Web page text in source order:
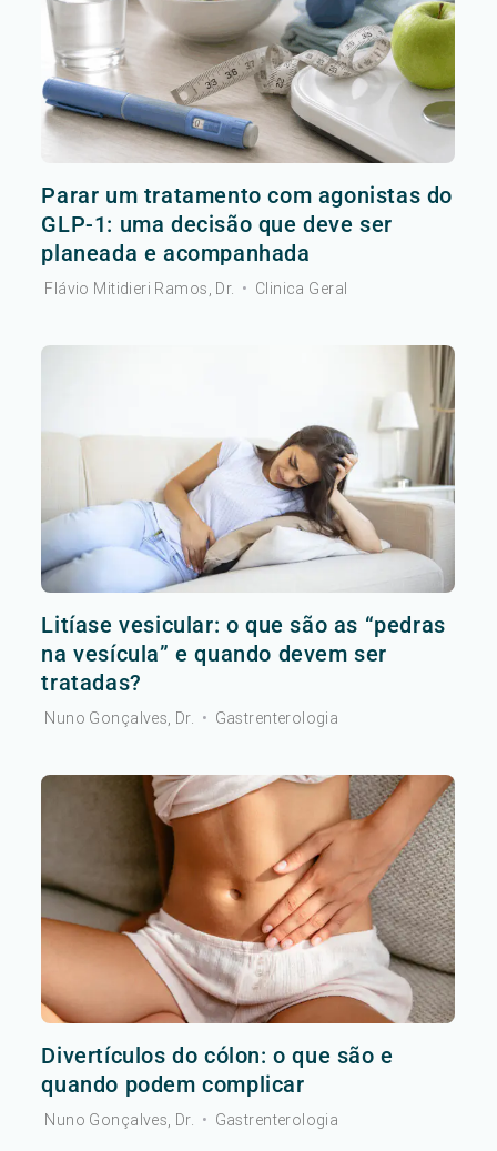
Parar um tratamento com agonistas do
GLP-1: uma decisão que deve ser
planeada e acompanhada
Flávio Mitidieri Ramos, Dr. • Clinica Geral
Litíase vesicular: o que são as “pedras
na vesícula” e quando devem ser
tratadas?
Nuno Gonçalves, Dr. • Gastrenterologia
Divertículos do cólon: o que são e
quando podem complicar
Nuno Gonçalves, Dr. • Gastrenterologia